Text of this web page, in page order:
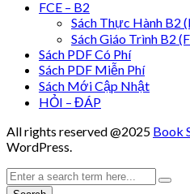
FCE – B2
Sách Thực Hành B2
Sách Giáo Trình B2
Sách PDF Có Phí
Sách PDF Miễn Phí
Sách Mới Cập Nhật
HỎI – ĐÁP
All rights reserved @2025 Book
WordPress.